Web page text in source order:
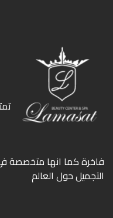
ﻓﺎﺧﺮة كما انها ﻣﺘﺨﺼﺼﺔ
اﻟﺘﺠﻤﻴﻞ ﺣﻮل اﻟﻌﺎﻟﻢ